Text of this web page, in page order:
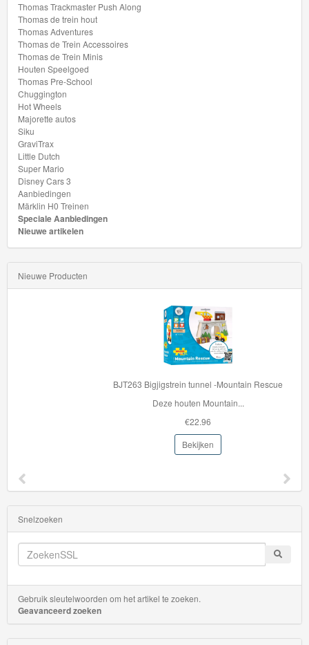
Disney
Cars
3
Aanbiedingen
Märklin
H0
Treinen
Thomas Trackmaster Push Along
Thomas de trein hout
Thomas Adventures
Thomas de Trein Accessoires
Thomas de Trein Minis
Houten Speelgoed
Thomas Pre-School
Chuggington
Hot Wheels
Majorette autos
Siku
GraviTrax
Little Dutch
Super Mario
Disney Cars 3
Aanbiedingen
Märklin H0 Treinen
Speciale Aanbiedingen
Nieuwe artikelen
Nieuwe Producten
BJT263 Bigjigstrein tunnel -Mountain Rescue
Deze houten Mountain...
Snelzoeken
Gebruik sleutelwoorden om het artikel te zoeken.
Geavanceerd zoeken